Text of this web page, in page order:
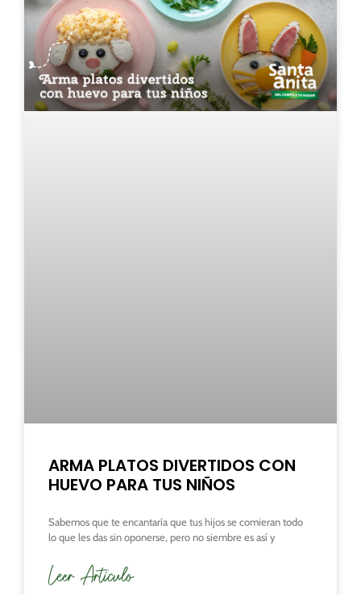
ARMA PLATOS DIVERTIDOS CON
HUEVO PARA TUS NIÑOS
Sabemos que te encantaría que tus hijos se comieran todo
lo que les das sin oponerse, pero no siembre es así y
Leer Articulo